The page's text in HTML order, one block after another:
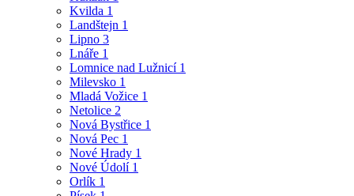
Kvilda 1
Landštejn 1
Lipno 3
Lnáře 1
Lomnice nad Lužnicí 1
Milevsko 1
Mladá Vožice 1
Netolice 2
Nová Bystřice 1
Nová Pec 1
Nové Hrady 1
Nové Údolí 1
Orlík 1